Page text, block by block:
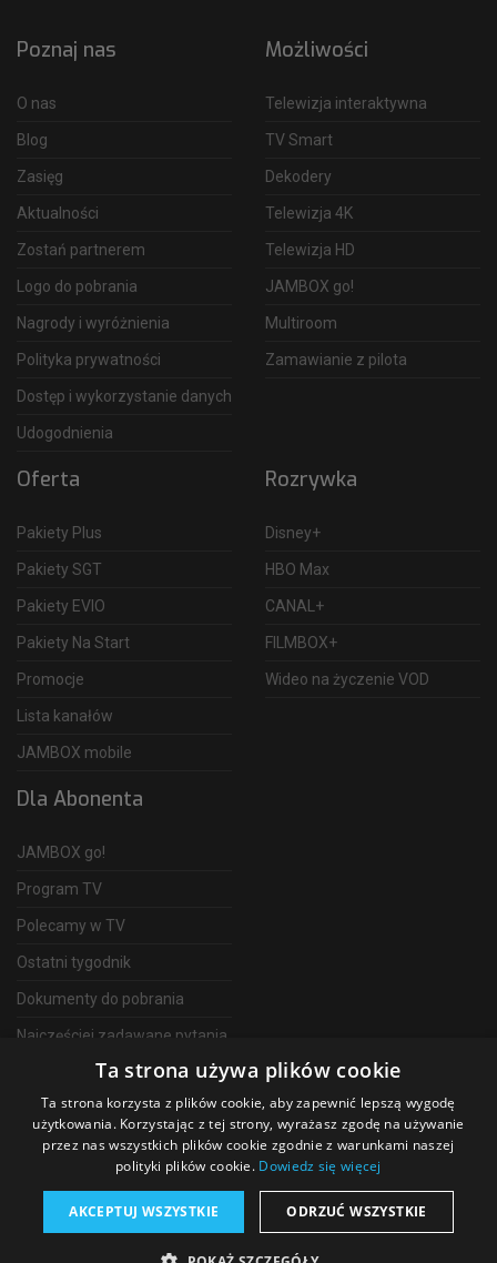
Poznaj nas
O nas
Blog
Zasięg
Aktualności
Zostań partnerem
Logo do pobrania
Nagrody i wyróżnienia
Polityka prywatności
Dostęp i wykorzystanie danych
Udogodnienia
Możliwości
Telewizja interaktywna
TV Smart
Dekodery
Telewizja 4K
Telewizja HD
JAMBOX go!
Multiroom
Zamawianie z pilota
Oferta
Pakiety Plus
Pakiety SGT
Pakiety EVIO
Pakiety Na Start
Promocje
Lista kanałów
JAMBOX mobile
Rozrywka
Disney+
HBO Max
CANAL+
FILMBOX+
Wideo na życzenie VOD
Dla Abonenta
JAMBOX go!
Program TV
Polecamy w TV
Ostatni tygodnik
Dokumenty do pobrania
Najczęściej zadawane pytania
Telewizja Światłowodowa
2026 SGT Operator telewizji JAMBOX
Ta strona używa plików cookie
Ta strona korzysta z plików cookie, aby zapewnić lepszą wygodę
użytkowania. Korzystając z tej strony, wyrażasz zgodę na używanie
przez nas wszystkich plików cookie zgodnie z warunkami naszej
polityki plików cookie. Dowiedz się więcej
AKCEPTUJ WSZYSTKIE ODRZUĆ WSZYSTKIE